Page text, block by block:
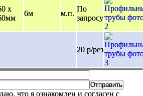
х
6м м.п.
По
запросу
20 р/рез
что я ознакомлен и согласен с